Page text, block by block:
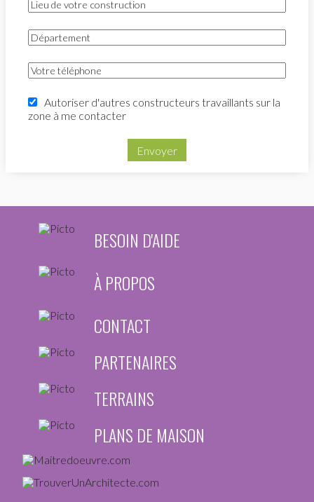
Autoriser d'autres constructeurs travaillants sur la
zone à me contacter
Envoyer
BESOIN D'AIDE
À PROPOS
CONTACT
PARTENAIRES
TERRAINS
PLANS DE MAISON